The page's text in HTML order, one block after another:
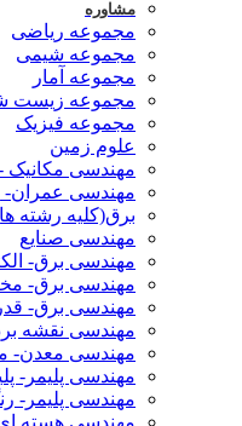
مشاوره
مجموعه ریاضی
مجموعه شیمی
مجموعه آمار
مجموعه زیست
مجموعه فیزیک
علوم زمین
مهندسی مکانیک
مهندسی عمران-
برق(کلیه رشته
مهندسی صنایع
مهندسی برق-
مهندسی برق-
مهندسی برق-
مهندسی نقشه
مهندسی معدن-
مهندسی پلیمر-
مهندسی پلیمر-